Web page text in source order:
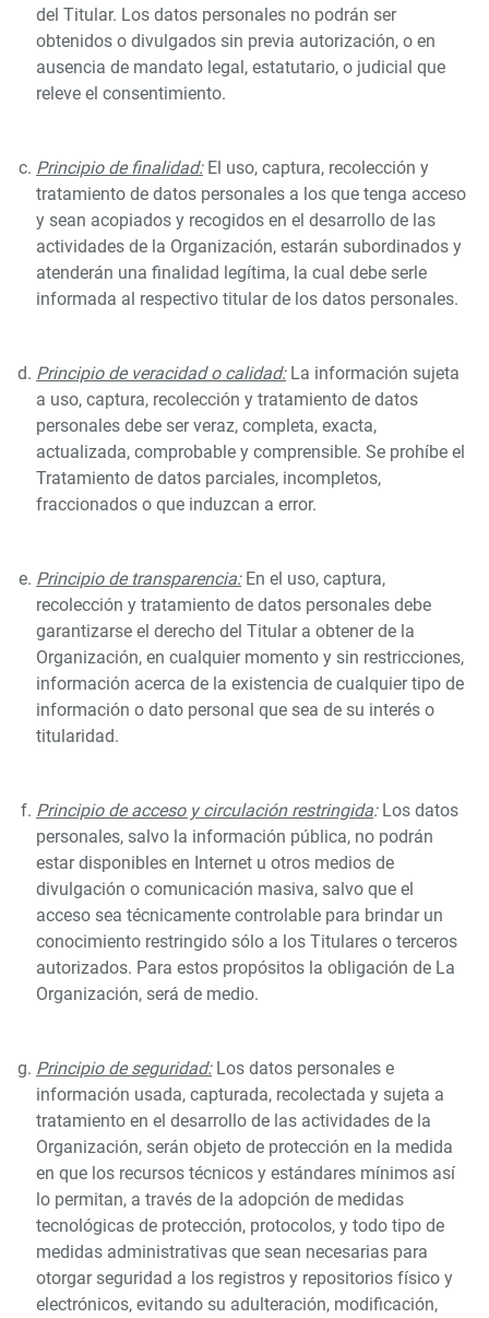
del Titular. Los datos personales no podrán ser
obtenidos o divulgados sin previa autorización, o en
ausencia de mandato legal, estatutario, o judicial que
releve el consentimiento.
Principio de finalidad:El uso, captura, recolección y
tratamiento de datos personales a los que tenga acceso
y sean acopiados y recogidos en el desarrollo de las
actividades de la Organización, estarán subordinados y
atenderán una finalidad legítima, la cual debe serle
informada al respectivo titular de los datos personales.
Principio de veracidad o calidad:La información sujeta
a uso, captura, recolección y tratamiento de datos
personales debe ser veraz, completa, exacta,
actualizada, comprobable y comprensible. Se prohíbe el
Tratamiento de datos parciales, incompletos,
fraccionados o que induzcan a error.
Principio de transparencia:En el uso, captura,
recolección y tratamiento de datos personales debe
garantizarse el derecho del Titular a obtener de la
Organización, en cualquier momento y sin restricciones,
información acerca de la existencia de cualquier tipo de
información o dato personal que sea de su interés o
titularidad.
Principio de acceso y circulación restringida:Los datos
personales, salvo la información pública, no podrán
estar disponibles en Internet u otros medios de
divulgación o comunicación masiva, salvo que el
acceso sea técnicamente controlable para brindar un
conocimiento restringido sólo a los Titulares o terceros
autorizados. Para estos propósitos la obligación de La
Organización, será de medio.
Principio de seguridad:Los datos personales e
información usada, capturada, recolectada y sujeta a
tratamiento en el desarrollo de las actividades de la
Organización, serán objeto de protección en la medida
en que los recursos técnicos y estándares mínimos así
lo permitan, a través de la adopción de medidas
tecnológicas de protección, protocolos, y todo tipo de
medidas administrativas que sean necesarias para
otorgar seguridad a los registros y repositorios físico y
electrónicos, evitando su adulteración, modificación,